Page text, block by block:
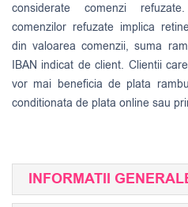
considerate comenzi
comenzilor refuzate implica
din valoarea comenzii, suma
IBAN indicat de client. Clientii
vor mai beneficia de plata
conditionata de plata online sau
INFORMATII